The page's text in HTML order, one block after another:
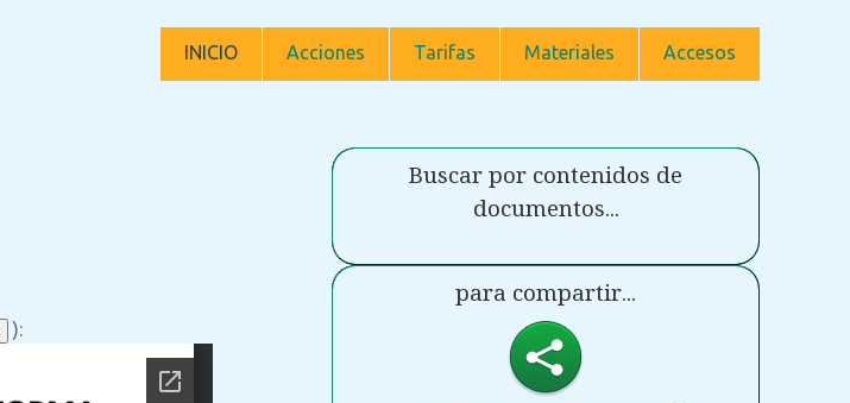
INICIO Acciones Tarifas Materiales Accesos
):
Buscar por contenidos de
documentos...
para compartir...